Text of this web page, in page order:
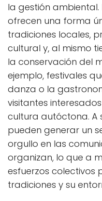
la gestión ambiental.
ofrecen una forma
tradiciones locales,
cultural y, al mismo
la conservación del
ejemplo, festivales
danza o la
visitantes
cultura autóctona. A
pueden generar un
orgullo en las
organizan, lo que a
esfuerzos colectivos
tradiciones y su